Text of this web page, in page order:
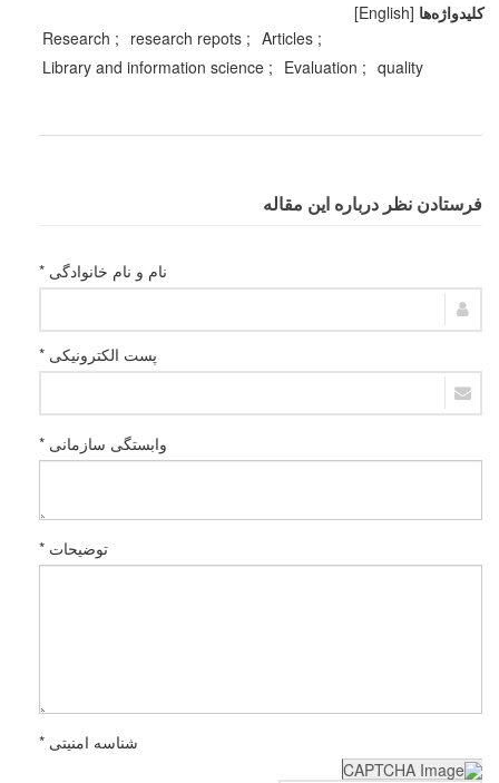
کلیدواژه‌ها [English]
Research
research repots
Articles
Library and information science
Evaluation quality
فرستادن نظر درباره این مقاله
نام و نام خانوادگی *
پست الکترونیکی *
وابستگی سازمانی *
توضیحات *
شناسه امنیتی *